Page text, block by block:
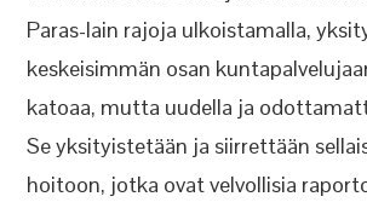
Paras-lain rajoja ulkoistamalla,
keskeisimmän osan
katoaa, mutta uudella ja
Se yksityistetään ja siirrettään
hoitoon, jotka ovat velvollisia